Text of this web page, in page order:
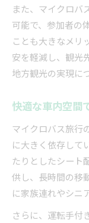
また、マイクロバ
可能で、参加者の
ことも大きなメリ
安を軽減し、観光
地方観光の実現に
快適な車内空間
マイクロバス旅行
に大きく依存して
たりとしたシート
供し、長時間の移
に家族連れやシニ
さらに、運転手付